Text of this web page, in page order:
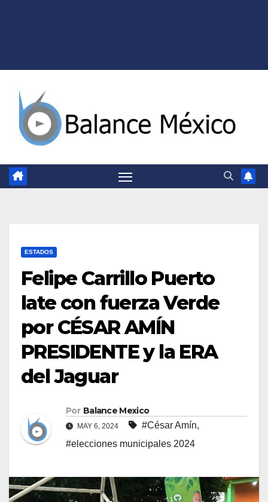
ESTADOS
Felipe Carrillo Puerto
late con fuerza Verde
por CÉSAR AMÍN
PRESIDENTE y la ERA
del Jaguar
Por Balance Mexico
MAY 6, 2024 #César Amín,
#elecciones municipales 2024